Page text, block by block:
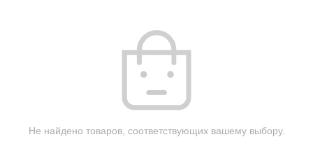
Не найдено товаров, соответствующих вашему выбору.